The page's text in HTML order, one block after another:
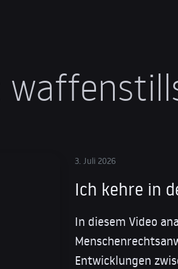
3. Juli 2026
Ich kehre in
In diesem Video
Entwicklungen